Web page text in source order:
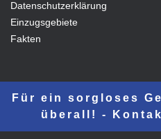
Datenschutzerklärung
Einzugsgebiete
Fakten
Für ein sorgloses
überall! -